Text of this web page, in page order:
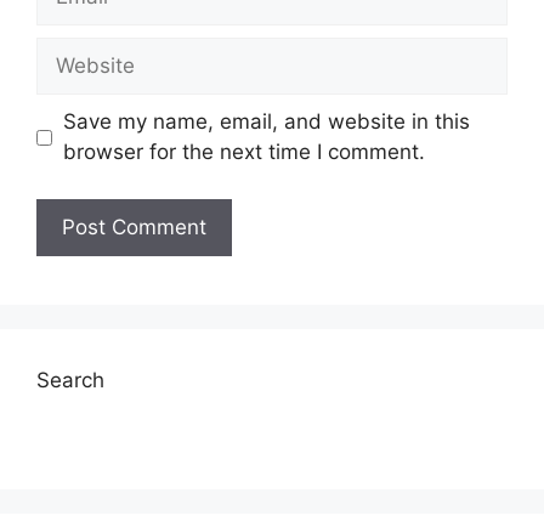
Website
Save my name, email, and website in this
browser for the next time I comment.
Search